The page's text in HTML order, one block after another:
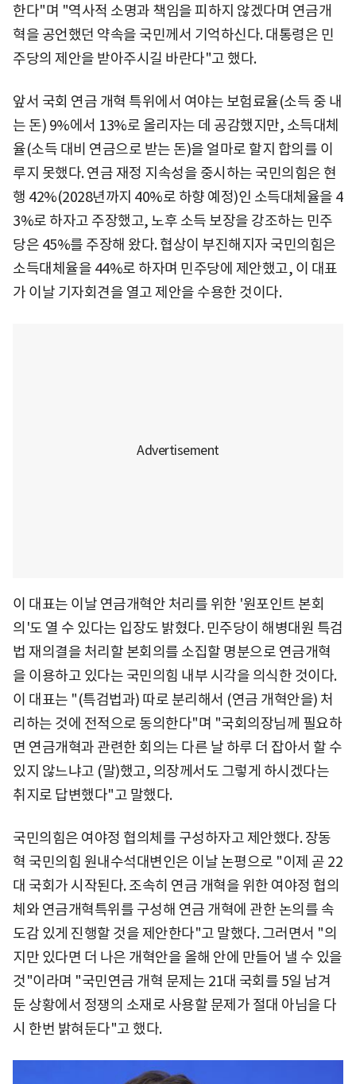
한다"며 "역사적 소명과 책임을 피하지 않겠다며 연금개
혁을 공언했던 약속을 국민께서 기억하신다. 대통령은 민
주당의 제안을 받아주시길 바란다"고 했다.
앞서 국회 연금 개혁 특위에서 여야는 보험료율(소득 중 내
는 돈) 9%에서 13%로 올리자는 데 공감했지만, 소득대체
율(소득 대비 연금으로 받는 돈)을 얼마로 할지 합의를 이
루지 못했다. 연금 재정 지속성을 중시하는 국민의힘은 현
행 42%(2028년까지 40%로 하향 예정)인 소득대체율을 4
3%로 하자고 주장했고, 노후 소득 보장을 강조하는 민주
당은 45%를 주장해 왔다. 협상이 부진해지자 국민의힘은
소득대체율을 44%로 하자며 민주당에 제안했고, 이 대표
가 이날 기자회견을 열고 제안을 수용한 것이다.
이 대표는 이날 연금개혁안 처리를 위한 '원포인트 본회
의'도 열 수 있다는 입장도 밝혔다. 민주당이 해병대원 특검
법 재의결을 처리할 본회의를 소집할 명분으로 연금개혁
을 이용하고 있다는 국민의힘 내부 시각을 의식한 것이다.
이 대표는 "(특검법과) 따로 분리해서 (연금 개혁안을) 처
리하는 것에 전적으로 동의한다"며 "국회의장님께 필요하
면 연금개혁과 관련한 회의는 다른 날 하루 더 잡아서 할 수
있지 않느냐고 (말)했고, 의장께서도 그렇게 하시겠다는
취지로 답변했다"고 말했다.
국민의힘은 여야정 협의체를 구성하자고 제안했다. 장동
혁 국민의힘 원내수석대변인은 이날 논평으로 "이제 곧 22
대 국회가 시작된다. 조속히 연금 개혁을 위한 여야정 협의
체와 연금개혁특위를 구성해 연금 개혁에 관한 논의를 속
도감 있게 진행할 것을 제안한다"고 말했다. 그러면서 "의
지만 있다면 더 나은 개혁안을 올해 안에 만들어 낼 수 있을
것"이라며 "국민연금 개혁 문제는 21대 국회를 5일 남겨
둔 상황에서 정쟁의 소재로 사용할 문제가 절대 아님을 다
시 한번 밝혀둔다"고 했다.